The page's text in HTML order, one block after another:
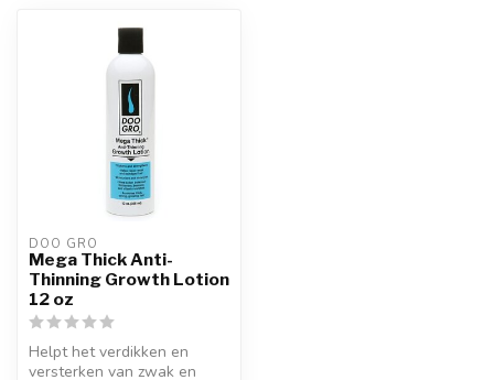
DOO GRO
Mega Thick Anti-
Thinning Growth Lotion
12 oz
Helpt het verdikken en
versterken van zwak en